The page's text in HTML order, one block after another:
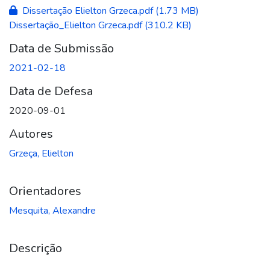
Dissertação Elielton Grzeca.pdf(1.73 MB)
Dissertação_Elielton Grzeca.pdf(310.2 KB)
Data de Submissão
2021-02-18
Data de Defesa
2020-09-01
Autores
Grzeça, Elielton
Orientadores
Mesquita, Alexandre
Descrição